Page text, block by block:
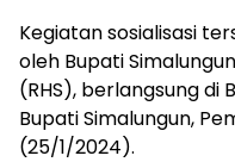
Kegiatan sosialisasi
oleh Bupati
(RHS), berlangsung di
Bupati Simalungun,
(25/1/2024).